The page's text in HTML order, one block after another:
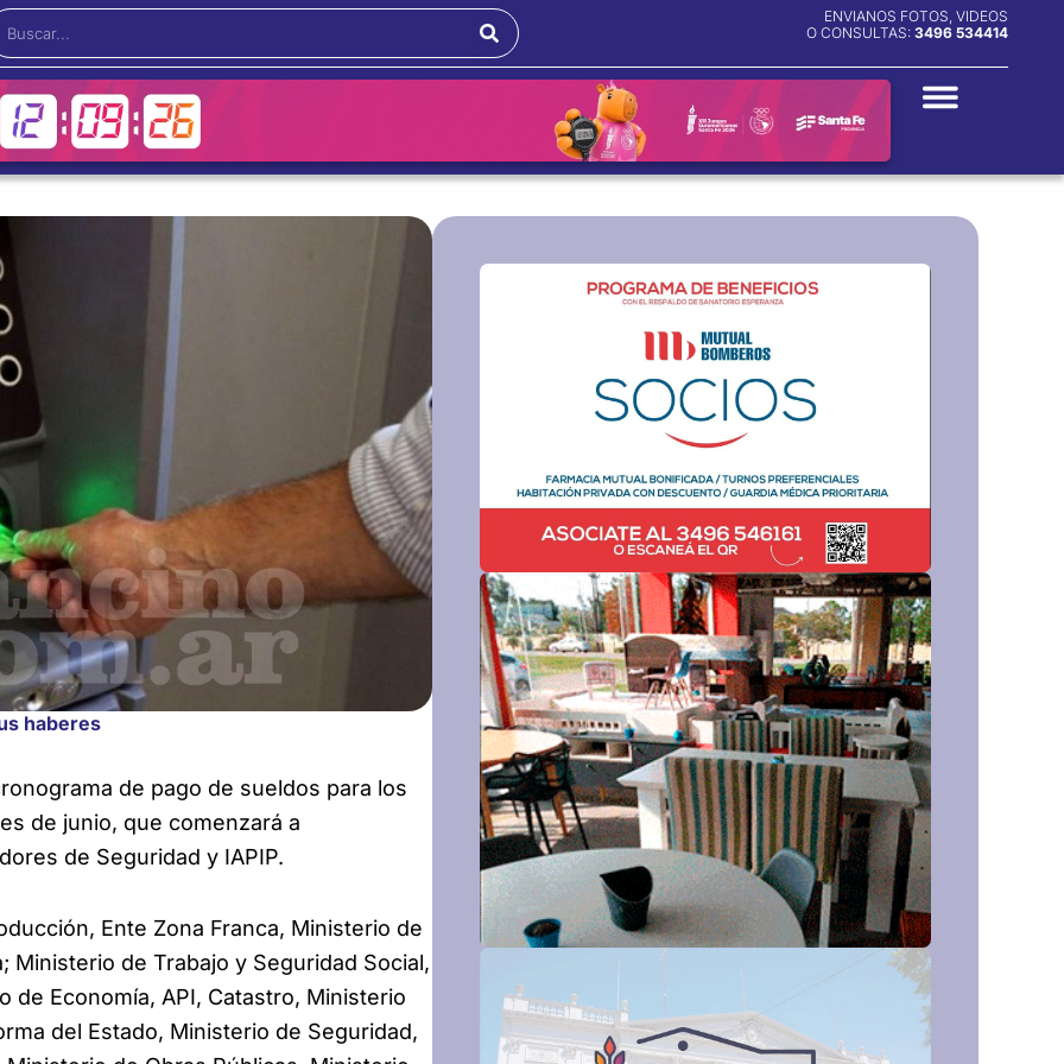
ENVIANOS FOTOS, VIDEOS
O CONSULTAS: 3496 534414
haberes
de pago de sueldos para los
de junio, que comenzará a
de Seguridad y IAPIP.
Ente Zona Franca, Ministerio de
Ministerio de Trabajo y Seguridad Social,
Economía, API, Catastro, Ministerio
del Estado, Ministerio de Seguridad,